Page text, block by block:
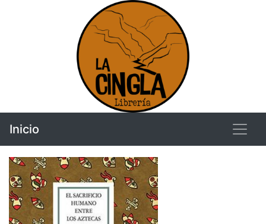
Inicio